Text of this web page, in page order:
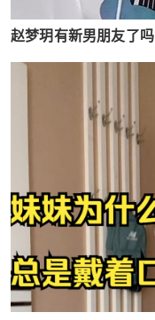
赵梦玥有新男朋友了吗